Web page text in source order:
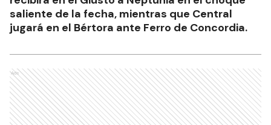
saliente de la fecha, mientras que Central
jugará en el Bértora ante Ferro de Concordia.
Ads